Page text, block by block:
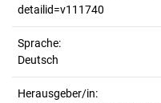
detailid=v111740
Sprache:
Deutsch
Herausgeber/in: